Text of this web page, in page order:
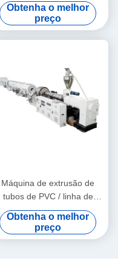
tubulação PPR
Obtenha o melhor
preço
Máquina de extrusão de
tubos de PVC / linha de
produção de tubos de PVC
315-630
Obtenha o melhor
preço